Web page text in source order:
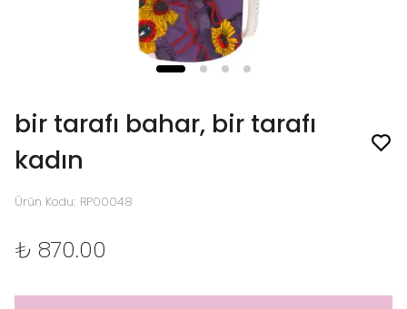
bir tarafı bahar, bir tarafı
kadın
Ürün Kodu: RP00048
₺ 870.00